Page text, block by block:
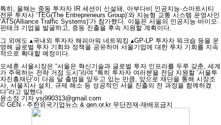
특히, 올해는 중동 투자자 IR 세션이 신설돼, 아부다비 인공지능·스마트시티
전문 투자사 ‘TEG(The Entrepreneurs Group)’와 지능형 교통 시스템 운영사인
‘ATS(Alliance Traffic Systems)’가 참가했다. 이들은 서울의 인공지능·바이오·
핀테크 기업을 발굴하고, 중동 진출을 후속 지원할 계획이다.
그 외에도 ▴국내외 투자자 해피아워 네트워킹 ▴GP-LP 투자자 워크숍 등을 운
영해 글로벌 투자 기회와 정책을 공유하며 서울기업에 대한 투자 기회를 지속
적으로 확대할 예정이다.
오세훈 서울시장은 “서울은 혁신기술과 글로벌 투자 인프라를 두루 갖춘, 세계
가 주목하는 전략 거점 도시”라며 “특히 투자자 여러분을 전담 지원할 ‘서울투
자진흥재단’이 다음 달 출범을 앞두고 있는 만큼, 앞으로 재단을 통해 시장조
사, 서울지사 설치, 규제 해소 등 성공적인 서울 진출의 전 과정을 함께하겠
다”라고 말했다.
윤소정 기자 ysj990313@gmail.com
© GEN - 주한외국기업뉴스 & gen.or.kr 무단전재-재배포금지